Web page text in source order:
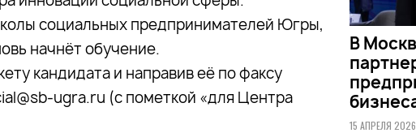
социальных предпринимателей Югры,
начнёт обучение.
кандидата и направив её по факсу
ugra.ru (с пометкой «для Центра
В
15 АПРЕЛЯ 2026